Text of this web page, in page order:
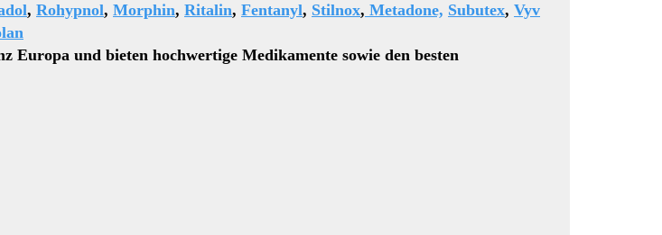
, Rohypnol, Morphin, Ritalin, Fentanyl, Stilnox, Metadone, Subutex, Vyv
und bieten hochwertige Medikamente sowie den besten